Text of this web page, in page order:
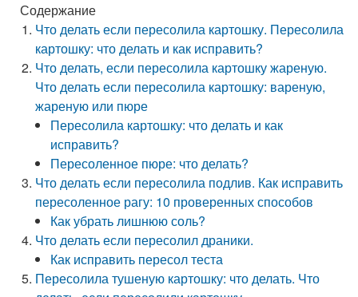
Содержание
Что делать если пересолила картошку. Пересолила
картошку: что делать и как исправить?
Что делать, если пересолила картошку жареную.
Что делать если пересолила картошку: вареную,
жареную или пюре
Пересолила картошку: что делать и как
исправить?
Пересоленное пюре: что делать?
Что делать если пересолила подлив. Как исправить
пересоленное рагу: 10 проверенных способов
Как убрать лишнюю соль?
Что делать если пересолил драники.
Как исправить пересол теста
Пересолила тушеную картошку: что делать. Что